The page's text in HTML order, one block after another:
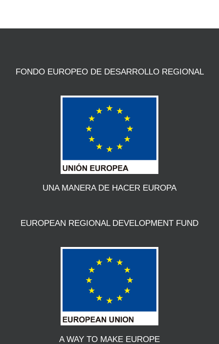
FONDO EUROPEO DE DESARROLLO REGIONAL
UNA MANERA DE HACER EUROPA
EUROPEAN REGIONAL DEVELOPMENT FUND
A WAY TO MAKE EUROPE